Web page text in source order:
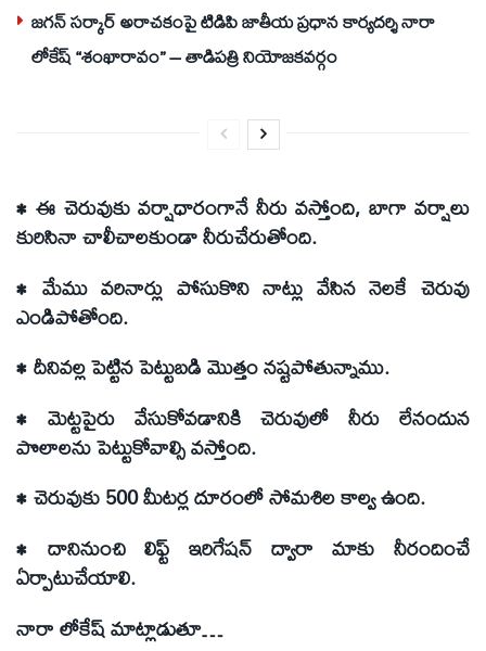
జగన్ సర్కార్ అరాచకంపై టిడిపి జాతీయ ప్రధాన కార్యదర్శి నారా
లోకేష్ “శంఖారావం” – తాడిపత్రి నియోజకవర్గం
• ఈ చెరువుకు వర్షాధారంగానే నీరు వస్తోంది, బాగా వర్షాలు
కురిసినా చాలీచాలకుండా నీరుచేరుతోంది.
• మేము వరినార్లు పోసుకొని నాట్లు వేసిన నెలకే చెరువు
ఎండిపోతోంది.
• దీనివల్ల పెట్టిన పెట్టుబడి మొత్తం నష్టపోతున్నాము.
• మెట్టపైరు వేసుకోవడానికి చెరువులో నీరు లేనందున
పొలాలను పెట్టుకోవాల్సి వస్తోంది.
• చెరువుకు 500 మీటర్ల దూరంలో సోమశిల కాల్వ ఉంది.
• దానినుంచి లిఫ్ట్ ఇరిగేషన్ ద్వారా మాకు నీరందించే
ఏర్పాటుచేయాలి.
నారా లోకేష్ మాట్లాడుతూ…